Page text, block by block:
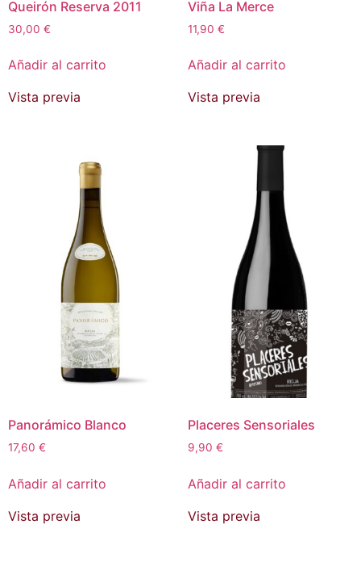
Queirón Reserva 2011
30,00 €
Añadir al carrito
Vista previa
Viña La Merce
11,90 €
Añadir al carrito
Vista previa
Panorámico Blanco
17,60 €
Añadir al carrito
Vista previa
Placeres Sensoriales
9,90 €
Añadir al carrito
Vista previa